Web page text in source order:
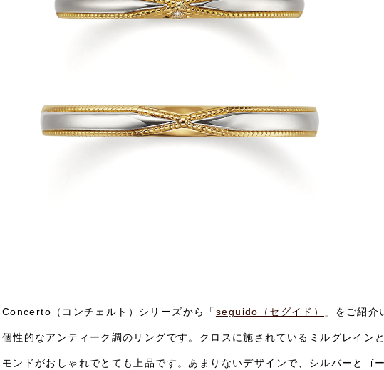
Concerto（コンチェルト）シリーズから「 seguido（セグイド） 」をご紹介
個性的なアンティーク調のリングです。クロスに施されているミルグレイン
モンドがおしゃれでとても上品です。あまりないデザインで、シルバーとゴ